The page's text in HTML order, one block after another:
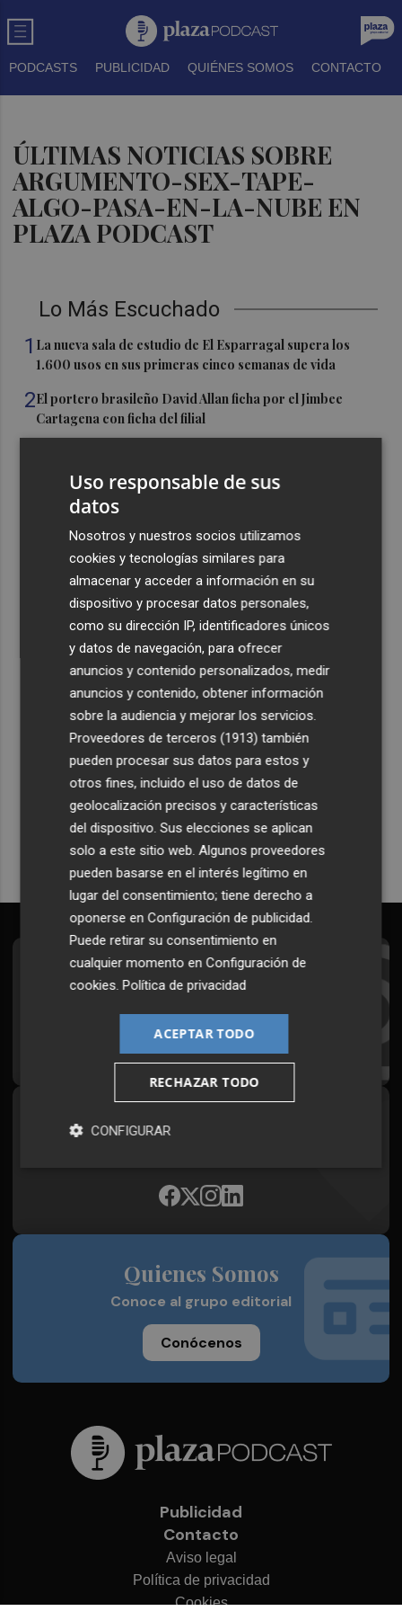
PODCASTS PUBLICIDAD QUIÉNES SOMOS CONTACTO
ÚLTIMAS NOTICIAS SOBRE
ARGUMENTO-SEX-TAPE-
ALGO-PASA-EN-LA-NUBE EN
PLAZA PODCAST
Lo Más Escuchado
1 La nueva sala de estudio de El Esparragal supera los
1.600 usos en sus primeras cinco semanas de vida
2El portero brasileño David Allan ficha por el Jimbee
Cartagena con ficha del filial
eléctrica fija para impulsar la actividad cultural y
comercial
Los incendios de Sierra Engarcerán y Culla evolucionan
positivamente pero Tírig pasa a situación 2 del PEIF
Luz verde a una inversión de casi 50.000 euros para
renovar las dos pistas deportivas de Abenarabi en
Murcia
Recibe toda la actualidad de
Plaza Podcast en tu correo
Quiero suscribirme
Suscríbete al Boletín
Síguenos en redes
Quienes Somos
Conoce al grupo editorial
Conócenos
Publicidad
Contacto
Aviso legal
Política de privacidad
Cookies
Uso responsable de sus
datos
Nosotros y nuestros socios utilizamos
cookies y tecnologías similares para
almacenar y acceder a información en su
dispositivo y procesar datos personales,
como su dirección IP, identificadores únicos
y datos de navegación, para ofrecer
anuncios y contenido personalizados, medir
anuncios y contenido, obtener información
sobre la audiencia y mejorar los servicios.
Proveedores de terceros (1913) también
pueden procesar sus datos para estos y
otros fines, incluido el uso de datos de
geolocalización precisos y características
del dispositivo. Sus elecciones se aplican
solo a este sitio web. Algunos proveedores
pueden basarse en el interés legítimo en
lugar del consentimiento; tiene derecho a
oponerse enConfiguración de publicidad
Puede retirar su consentimiento en
cualquier momento enConfiguración de
cookies .Política de privacidad
ACEPTAR TODO
RECHAZAR TODO
CONFIGURAR